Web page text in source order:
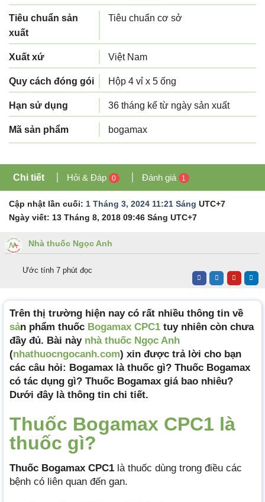
Tiêu chuẩn sản
xuất
Tiêu chuẩn cơ sở
Xuất xứ Việt Nam
Quy cách đóng gói Hộp 4 vỉ x 5 ống
Hạn sử dụng 36 tháng kể từ ngày sản xuất
Mã sản phẩm bogamax
Chi tiết Hỏi & Đáp 0 Đánh giá 1
Cập nhật lần cuối: 1 Tháng 3, 2024 11:21 Sáng UTC+7
Ngày viết: 13 Tháng 8, 2018 09:46 Sáng UTC+7
Nhà thuốc Ngọc Anh
Ước tính 7 phút đọc
Trên thị trường hiện nay có rất nhiều thông tin về
sản phẩm thuốc Bogamax CPC1 tuy nhiên còn chưa
đầy đủ. Bài này nhà thuốc Ngọc Anh
(nhathuocngocanh.com) xin được trả lời cho bạn
các câu hỏi: Bogamax là thuốc gì? Thuốc Bogamax
có tác dụng gì? Thuốc Bogamax giá bao nhiêu?
Dưới đây là thông tin chi tiết.
Thuốc Bogamax CPC1 là
thuốc gì?
Thuốc Bogamax CPC1 là thuốc dùng trong điều các
bệnh có liên quan đến gan.